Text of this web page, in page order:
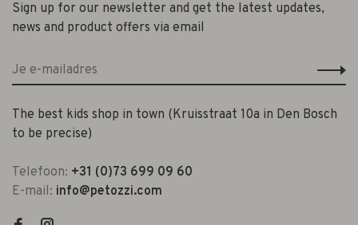
Sign up for our newsletter and get the latest updates,
news and product offers via email
The best kids shop in town (Kruisstraat 10a in Den Bosch
to be precise)
Telefoon: +31 (0)73 699 09 60
E-mail: info@petozzi.com